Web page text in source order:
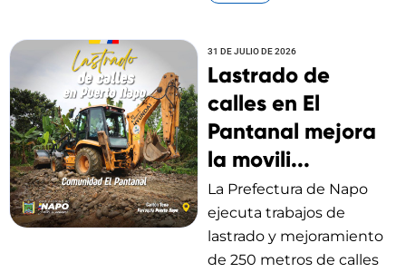
31 DE JULIO DE 2026
Lastrado de
calles en El
Pantanal mejora
la movili...
La Prefectura de Napo
ejecuta trabajos de
lastrado y mejoramiento
de 250 metros de calles